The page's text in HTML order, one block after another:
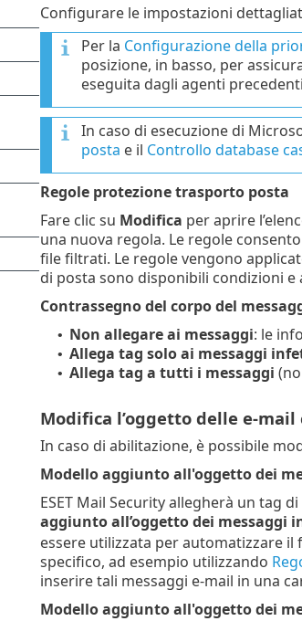
Configurare le impostazioni
Per la Configurazione della
posizione, in basso, per
eseguita dagli agenti
In caso di esecuzione di
posta e il Controllo database
Regole protezione trasporto posta
Fare clic su Modifica per aprire
una nuova regola. Le regole
file filtrati. Le regole vengono
di posta sono disponibili condizioni e
Contrassegno del corpo del
• Non allegare ai messaggi: le
• Allega tag solo ai messaggi
• Allega tag a tutti i messaggi
Modifica l’oggetto delle e-
In caso di abilitazione, è possibile
Modello aggiunto all'oggetto dei
ESET Mail Security allegherà un tag
aggiunto all’oggetto dei messaggi
essere utilizzata per automatizzare
specifico, ad esempio utilizzando
inserire tali messaggi e-mail in una
Modello aggiunto all'oggetto dei